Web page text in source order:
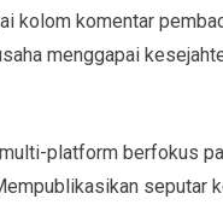
kolom komentar
menggapai
platform berfokus
seputar